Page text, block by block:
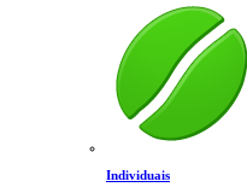
Individuais